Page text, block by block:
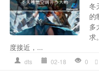
冬
的
多
求
度接近，...
dts 02-18 0